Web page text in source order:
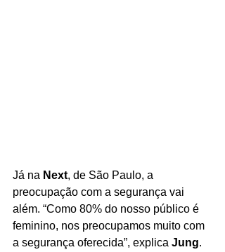
Já na Next, de São Paulo, a
preocupação com a segurança vai
além. “Como 80% do nosso público é
feminino, nos preocupamos muito com
a segurança oferecida”, explica Jung.